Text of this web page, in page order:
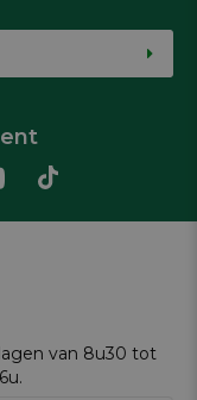
van 8u30 tot